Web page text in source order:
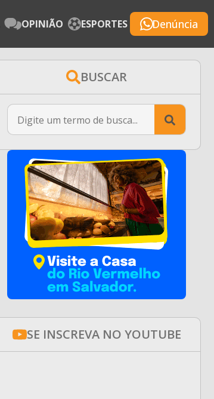
OPINIÃO ESPORTES Denúncia
BUSCAR
for:
SE INSCREVA NO YOUTUBE